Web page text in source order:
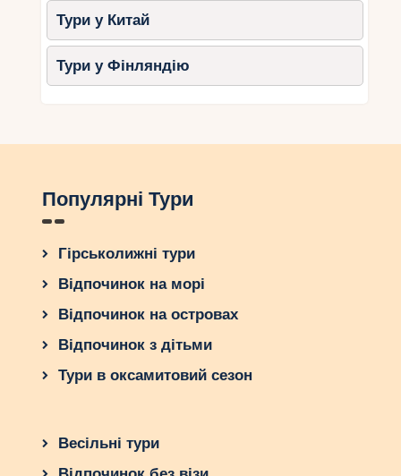
зв’язки між батьками та дітьми.
Тури у Китай
Тури у Фінляндію
Популярні Тури
Гірськолижні тури
Відпочинок на морі
Відпочинок на островах
Відпочинок з дітьми
Тури в оксамитовий сезон
Весільні тури